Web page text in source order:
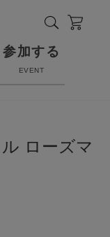
参加する
EVENT
ローズマ